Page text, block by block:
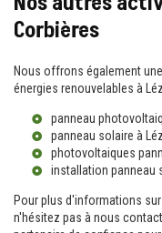
Corbières
Nous offrons également
énergies renouvelables à
panneau
panneau solaire à
photovoltaiques
installation panneau
Pour plus d'informations
n'hésitez pas à nous